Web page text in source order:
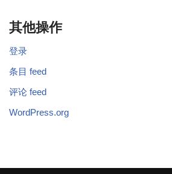
其他操作
登录
条目 feed
评论 feed
WordPress.org